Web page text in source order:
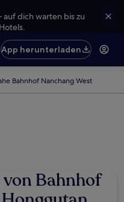
dich warten bis zu
App herunterladen
Bahnhof Nanchang West
Bahnhof